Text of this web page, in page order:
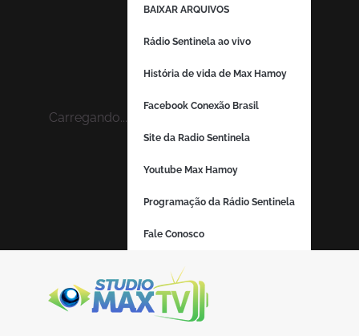
Carregando...
BAIXAR ARQUIVOS
Rádio Sentinela ao vivo
História de vida de Max Hamoy
Facebook Conexão Brasil
Site da Radio Sentinela
Youtube Max Hamoy
Programação da Rádio Sentinela
Fale Conosco